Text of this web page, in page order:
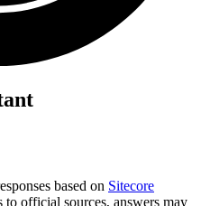
based on Sitecore
to official sources, answers may